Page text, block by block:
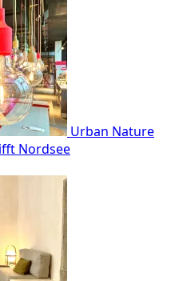
Urban Nature
Nordsee